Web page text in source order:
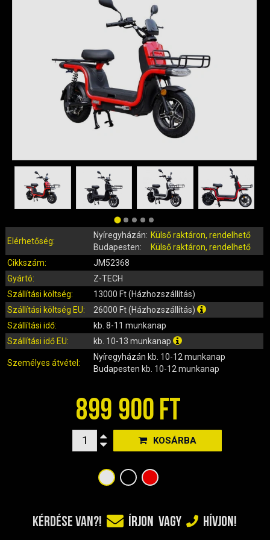
ROBBANÓMOTOROS KERÉKPÁR ALKATRÉSZEK
AKKUMULÁTOR (ROBOGÓ, MOPED, QUAD)
BERÚGÓ ALKATRÉSZEK (ROBOGÓ, MOPED, QUAD)
BOWDENEK, SPIRÁLOK
CSAPÁGYAK, SZIMERINGEK
DOBOZOK, BOXOK, CSOMAGTARTÓK
ELEKTROMOS KERÉKPÁR ALKATRÉSZEK
FÉKRENDSZER ÉS ALKATRÉSZEI
FELNI (MOTOR, QUAD)
GUMIK, BELSŐK (ROBOGÓ, QUAD, MOPED)
GYERTYÁK, PIPÁK
IDOMOK, BURKOLATOK, ÜLÉSEK
IRÁNYJELZŐ
IZZÓ (ROBOGÓ, QUAD, MOTOR)
KARBURÁTOROK ÉS ALKATRÉSZEIK
KENŐANYAGOK, TISZTÍTÓK, ÁPOLÓK
KIEGÉSZÍTŐK
KILÓMÉTERÓRA ÉS ALKATRÉSZEI
KIPUFOGÓK ÉS TARTOZÉKAIK
KXD QUAD ÉS DIRT BIKE ALKATRÉSZEK
LÁNCKEREKEK, LÁNCOK
MOTORBLOKK ÉS ALKATRÉSZEI
SZŰRŐK ÉS TARTOZÉKAIK
Elérhetőség:
Nyíregyházán: Külső raktáron, rendelhető
Budapesten:
Külső raktáron, rendelhető
Cikkszám:
JM52368
Gyártó:
Z-TECH
Szállítási költség:
13000 Ft (Házhozszállítás)
Szállítási költség EU:
26000 Ft (Házhozszállítás)
Szállítási idő:
kb. 8-11 munkanap
Szállítási idő EU:
kb. 10-13 munkanap
Személyes átvétel:
Nyíregyházán kb. 10-12 munkanap
Budapesten kb. 10-12 munkanap
899 900 FT
KOSÁRBA
KÉRDÉSE VAN?! ÍRJON VAGY HÍVJON!